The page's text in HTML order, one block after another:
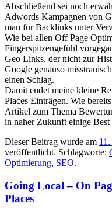
Abschließend sei noch
Adwords Kampagnen von
man für Backlinks unter
Wie bei allen Off Page
Fingerspitzengefühl
Geo Links, der nicht zur
Google genauso
einen Schlag.
Damit endet meine kleine
Places Einträgen. Wie
Artikel zum Thema
in naher Zukunft einige
Dieser Beitrag wurde am
veröffentlicht. Schlagworte:
Optimierung, SEO.
Going Local – On
Places